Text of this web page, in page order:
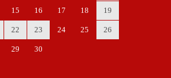
15 16 17 18 19
22 23 24 25 26
29 30